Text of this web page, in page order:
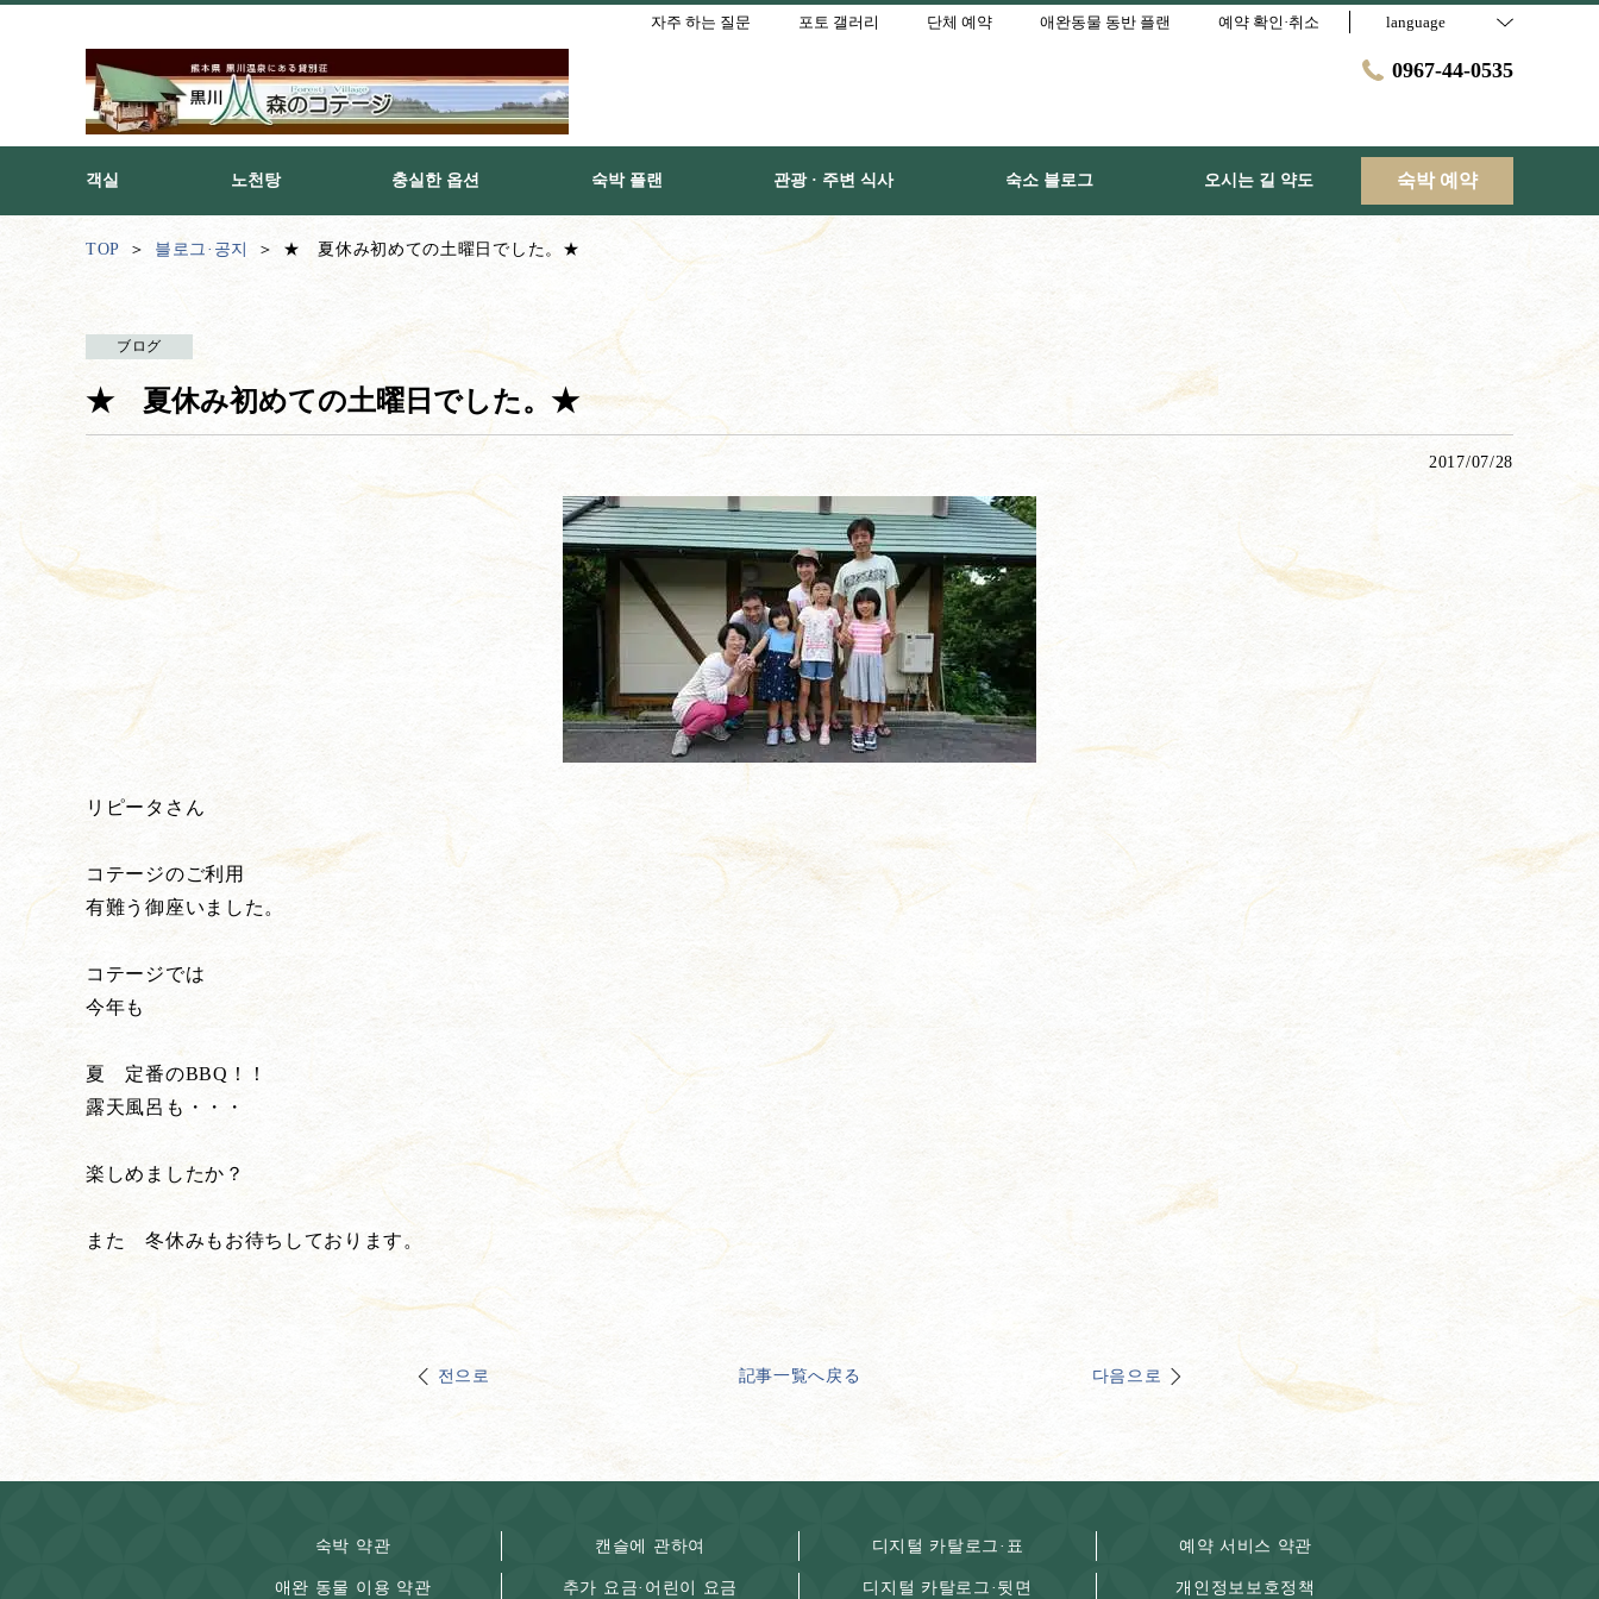
자주 하는 질문 포토 갤러리 단체 예약 애완동물 동반 플랜 예약 확인·취소 language
0967-44-0535
객실 노천탕 충실한 옵션 숙박 플랜 관광 · 주변 식사 숙소 블로그 오시는 길 약도 숙박 예약
TOP 블로그·공지 ★ 夏休み初めての土曜日でした。★
ブログ
★ 夏休み初めての土曜日でした。★
2017/07/28
リピータさん
コテージのご利用
有難う御座いました。
コテージでは
今年も
夏 定番のBBQ！！
露天風呂も・・・
楽しめましたか？
また 冬休みもお待ちしております。
전으로 記事一覧へ戻る 다음으로
숙박 약관
애완 동물 이용 약관
캔슬에 관하여
추가 요금·어린이 요금
디지털 카탈로그·표
디지털 카탈로그·뒷면
예약 서비스 약관
개인정보보호정책